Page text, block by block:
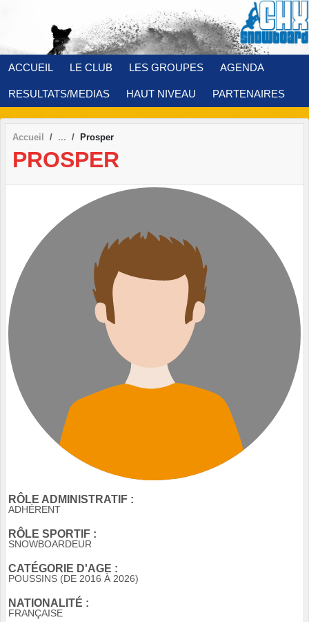
ACCUEIL LE CLUB LES GROUPES AGENDA
RESULTATS/MEDIAS HAUT NIVEAU PARTENAIRES
Accueil Prosper
PROSPER
RÔLE ADMINISTRATIF :
ADHÉRENT
RÔLE SPORTIF :
SNOWBOARDEUR
CATÉGORIE D'AGE :
POUSSINS (DE 2016 À 2026)
NATIONALITÉ :
FRANÇAISE